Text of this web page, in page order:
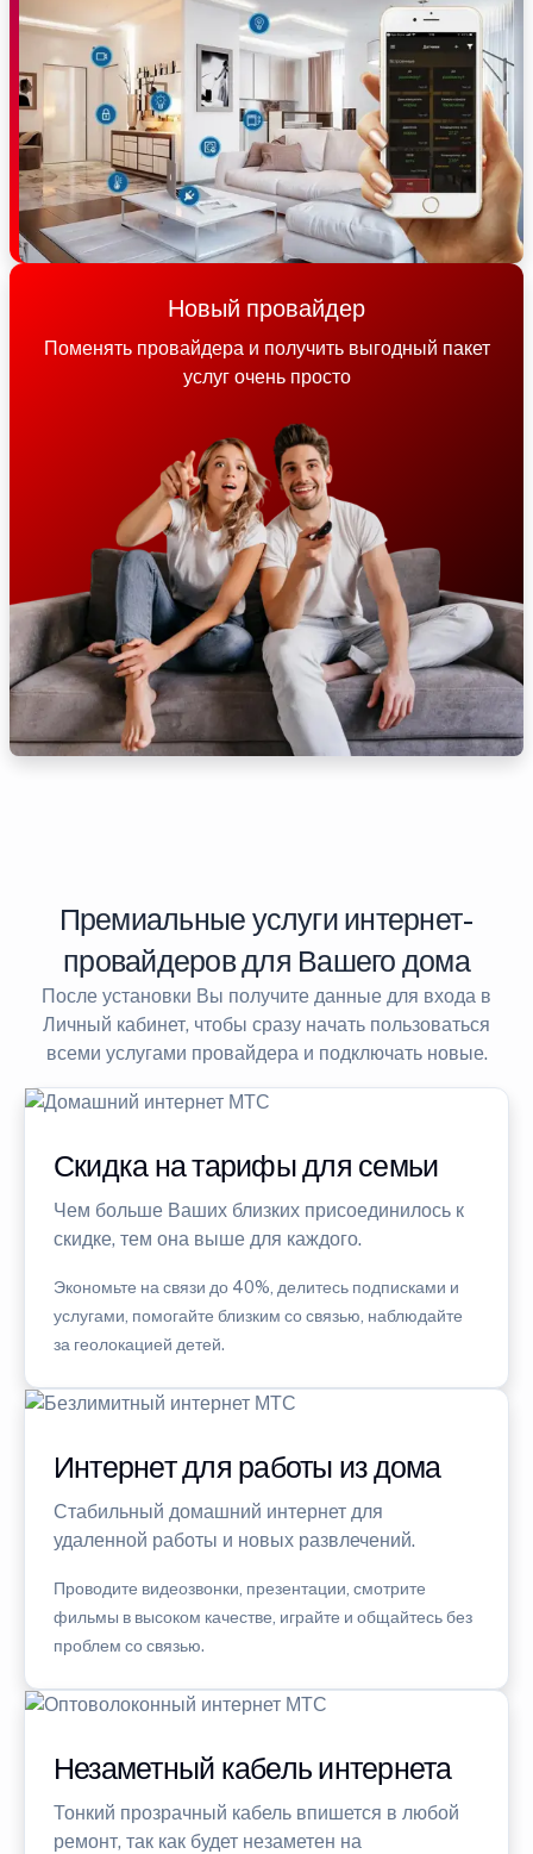
Новый провайдер
Поменять провайдера и получить выгодный пакет
услуг очень просто
Премиальные услуги интернет-
провайдеров для Вашего дома
После установки Вы получите данные для входа в
Личный кабинет, чтобы сразу начать пользоваться
всеми услугами провайдера и подключать новые.
Скидка на тарифы для семьи
Чем больше Ваших близких присоединилось к
скидке, тем она выше для каждого.
Экономьте на связи до 40%, делитесь подписками и
услугами, помогайте близким со связью, наблюдайте
за геолокацией детей.
Интернет для работы из дома
Стабильный домашний интернет для
удаленной работы и новых развлечений.
Проводите видеозвонки, презентации, смотрите
фильмы в высоком качестве, играйте и общайтесь без
проблем со связью.
Незаметный кабель интернета
Тонкий прозрачный кабель впишется в любой
ремонт, так как будет незаметен на